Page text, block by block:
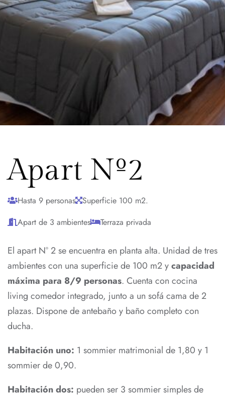
Apart Nº2
Hasta 9 personas
Superficie 100 m2.
Apart de 3 ambientes
Terraza privada
El apart N° 2 se encuentra en planta alta. Unidad de tres
ambientes con una superficie de 100 m2 ycapacidad
máxima para 8/9 personas. Cuenta con cocina
living comedor integrado, junto a un sofá cama de 2
plazas. Dispone de antebaño y baño completo con
ducha.
Habitación uno: 1 sommier matrimonial de 1,80 y 1
sommier de 0,90.
Habitación dos: pueden ser 3 sommier simples de